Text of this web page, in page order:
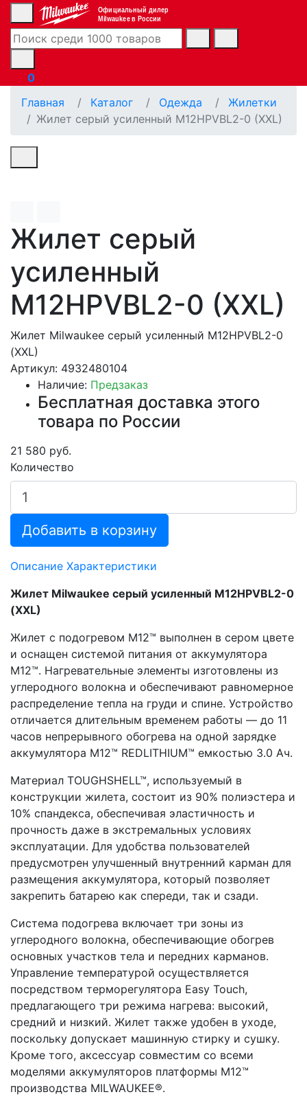
Официальный дилер
Milwaukee в России
0
Главная
Каталог Одежда
Жилетки
Жилет серый усиленный M12HPVBL2-0 (XXL)
Жилет серый
усиленный
M12HPVBL2-0 (XXL)
Жилет Milwaukee серый усиленный M12HPVBL2-0
(XXL)
Артикул: 4932480104
Наличие: Предзаказ
Бесплатная доставка этого
товара по России
21 580 руб.
Количество
Добавить в корзину
Описание Характеристики
Жилет Milwaukee серый усиленный M12HPVBL2-0
(XXL)
Жилет с подогревом M12™ выполнен в сером цвете
и оснащен системой питания от аккумулятора
M12™. Нагревательные элементы изготовлены из
углеродного волокна и обеспечивают равномерное
распределение тепла на груди и спине. Устройство
отличается длительным временем работы — до 11
часов непрерывного обогрева на одной зарядке
аккумулятора M12™ REDLITHIUM™ емкостью 3.0 Ач.
Материал TOUGHSHELL™, используемый в
конструкции жилета, состоит из 90% полиэстера и
10% спандекса, обеспечивая эластичность и
прочность даже в экстремальных условиях
эксплуатации. Для удобства пользователей
предусмотрен улучшенный внутренний карман для
размещения аккумулятора, который позволяет
закрепить батарею как спереди, так и сзади.
Система подогрева включает три зоны из
углеродного волокна, обеспечивающие обогрев
основных участков тела и передних карманов.
Управление температурой осуществляется
посредством терморегулятора Easy Touch,
предлагающего три режима нагрева: высокий,
средний и низкий. Жилет также удобен в уходе,
поскольку допускает машинную стирку и сушку.
Кроме того, аксессуар совместим со всеми
моделями аккумуляторов платформы M12™
производства MILWAUKEE®.